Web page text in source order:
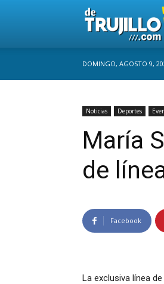
DOMINGO, AGOSTO 9,
Noticias Deportes
María
de
Facebook
La exclusiva línea